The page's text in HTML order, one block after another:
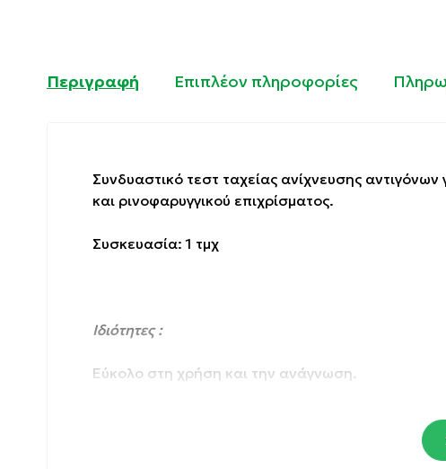
Περιγραφή Επιπλέον πληροφορίες
Συνδυαστικό τεστ ταχείας ανίχνευσης αντιγόνων
και ρινοφαρυγγικού επιχρίσματος.
Συσκευασία: 1 τμχ
Ιδιότητες :
Εύκολο στη χρήση και την ανάγνωση.
Με προγεμισμένα σωληνάρια ρυθμιστικού